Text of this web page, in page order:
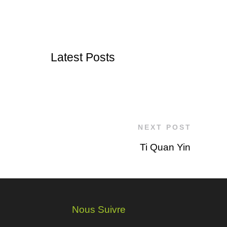
Latest Posts
NEXT POST
Ti Quan Yin
Nous Suivre